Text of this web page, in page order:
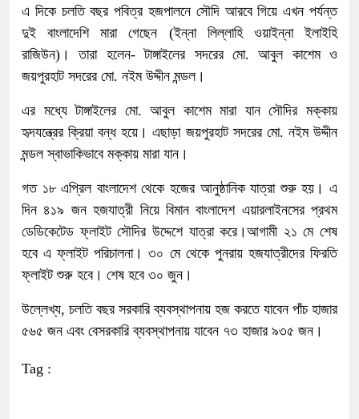
এ দিকে চলতি বছর পবিত্র হজপালনে সৌদি আরবে গিয়ে এখন পর্যন্ত
দুই বাংলাদেশি মারা গেছেন (ইন্না লিল্লাহি ওয়াইন্না ইলাইহি
রাজিউন)। তারা হলেন- টাঙ্গাইলের সদরের মো. আবুল কাশেম ও
জয়পুরহাট সদরের মো. নইম উদ্দীন মন্ডল।
এর মধ্যে টাঙ্গাইলের মো. আবুল কাশেম মারা যান সৌদির মক্কায়
হৃদযন্ত্রের ক্রিয়া বন্ধ হয়ে। এছাড়া জয়পুরহাট সদরের মো. নইম উদ্দীন
মন্ডল স্বাভাকিভাবে মক্কায় মারা যান।
গত ১৮ এপ্রিল বাংলাদেশ থেকে হজের আনুষ্ঠানিক যাত্রা শুরু হয়। এ
দিন ৪১৯ জন হজযাত্রী নিয়ে বিমান বাংলাদেশ এয়ারলাইনসের প্রথম
ডেডিকেটেড ফ্লাইট সৌদির উদ্দেশে যাত্রা করে।আগামী ২১ মে শেষ
হবে এ ফ্লাইট পরিচালনা। ৩০ মে থেকে পুনরায় হজযাত্রীদের ফিরতি
ফ্লাইট শুরু হবে। শেষ হবে ৩০ জুন।
উল্লেখ্য, চলতি বছর সরকারি ব্যবস্থাপনায় হজ করতে যাবেন পাঁচ হাজার
৫৬৫ জন এবং বেসরকারি ব্যবস্থাপনায় যাবেন ৭৩ হাজার ৯৩৫ জন।
Tag :